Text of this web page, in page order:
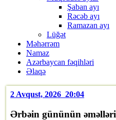
Şaban ayı
Rəcəb ayı
Ramazan ayı
Lüğət
Məhərrəm
Namaz
Azərbaycan fəqihləri
Əlaqə
2 Avqust, 2026 20:04
Ərbəin gününün əməlləri